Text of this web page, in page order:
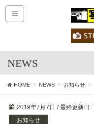
NEWS
HOME NEWS お知らせ
2019年7月7日 / 最終更新日 :
お知らせ